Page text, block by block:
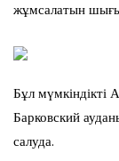
жұмсалатын
Бұл мүмкіндікті
Барковский
салуда.